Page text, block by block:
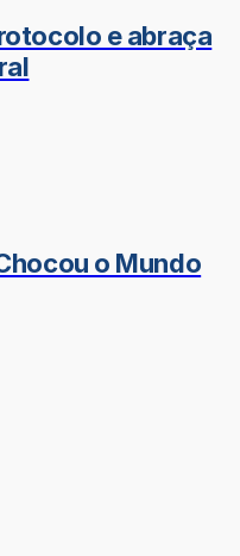
e abraça
o Mundo